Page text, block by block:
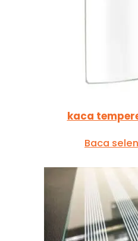
kaca
Baca